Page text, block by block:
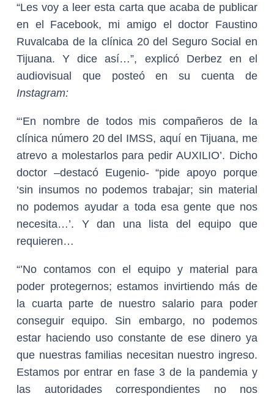
“Les voy a leer esta carta que acaba de publicar
en el Facebook, mi amigo el doctor Faustino
Ruvalcaba de la clínica 20 del Seguro Social en
Tijuana. Y dice así…”, explicó Derbez en el
audiovisual que posteó en su cuenta de
Instagram:
“‘En nombre de todos mis compañeros de la
clínica número 20 del IMSS, aquí en Tijuana, me
atrevo a molestarlos para pedir AUXILIO’. Dicho
doctor –destacó Eugenio- “pide apoyo porque
‘sin insumos no podemos trabajar; sin material
no podemos ayudar a toda esa gente que nos
necesita…’. Y dan una lista del equipo que
requieren…
“’No contamos con el equipo y material para
poder protegernos; estamos invirtiendo más de
la cuarta parte de nuestro salario para poder
conseguir equipo. Sin embargo, no podemos
estar haciendo uso constante de ese dinero ya
que nuestras familias necesitan nuestro ingreso.
Estamos por entrar en fase 3 de la pandemia y
las autoridades correspondientes no nos